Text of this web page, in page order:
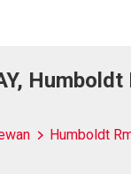
Humboldt